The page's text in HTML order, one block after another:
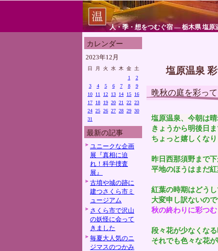
人・季・想をつむぐ宿 ― 栃木県 塩原
カレンダー
2023年12月
日 月 火 水 木 金
土
1
2
3
4 5 6 7 8
9
10
11 12 13 14 15
16
17
18 19 20 21 22 23
24 25 26 27 28 29 30
31
最新の記事
ユニークな企画
展『真相に迫
れ！科学捜査
展』
古墳や城の跡に
建つさくら市ミ
ュージアム
さくら市で沢山
の妖怪に会って
きました
毎夏大人気のニ
ジマスのつかみ
塩原温泉
晩秋の庭を彩っ
塩原温泉、今朝は
きょうから明後日
ちょっと嬉しくな
昨日西那須野まで
平地のほうはまだ
紅葉の時期はどう
大変申し訳ないの
秋の終わりに彩つ
段々花が少なくな
それでも色々な花